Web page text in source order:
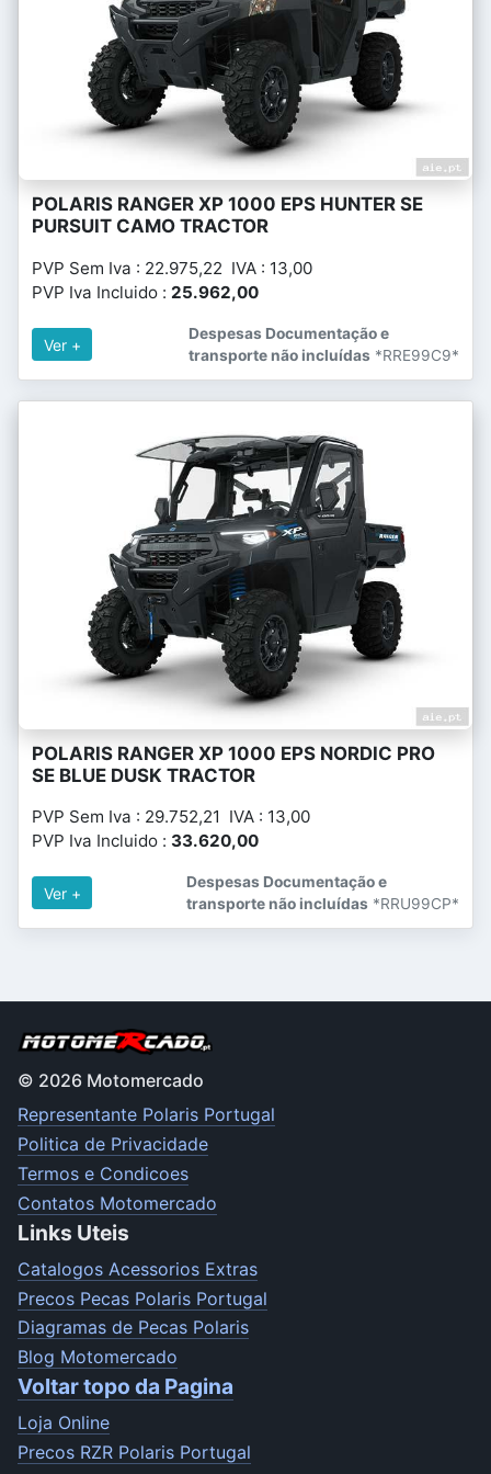
POLARIS RANGER XP 1000 EPS HUNTER SE
PURSUIT CAMO TRACTOR
PVP Sem Iva : 22.975,22 IVA : 13,00
PVP Iva Incluido : 25.962,00
Ver +
Despesas Documentação e
transporte não incluídas *RRE99C9*
POLARIS RANGER XP 1000 EPS NORDIC PRO
SE BLUE DUSK TRACTOR
PVP Sem Iva : 29.752,21 IVA : 13,00
PVP Iva Incluido : 33.620,00
Ver +
Despesas Documentação e
transporte não incluídas *RRU99CP*
© 2026 Motomercado
Representante Polaris Portugal
Politica de Privacidade
Termos e Condicoes
Contatos Motomercado
Links Uteis
Catalogos Acessorios Extras
Precos Pecas Polaris Portugal
Diagramas de Pecas Polaris
Blog Motomercado
Voltar topo da Pagina
Loja Online
Precos RZR Polaris Portugal